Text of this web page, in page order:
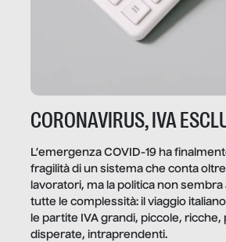
CORONAVIRUS, IVA
L’emergenza COVID-19 ha
fragilità di un sistema che conta
lavoratori, ma la politica non
tutte le complessità: il viaggio
le partite IVA grandi, piccole, ricche,
disperate, intraprendenti.